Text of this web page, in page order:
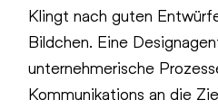
Klingt nach guten
Bildchen. Eine
unternehmerische
Kommunikations an die